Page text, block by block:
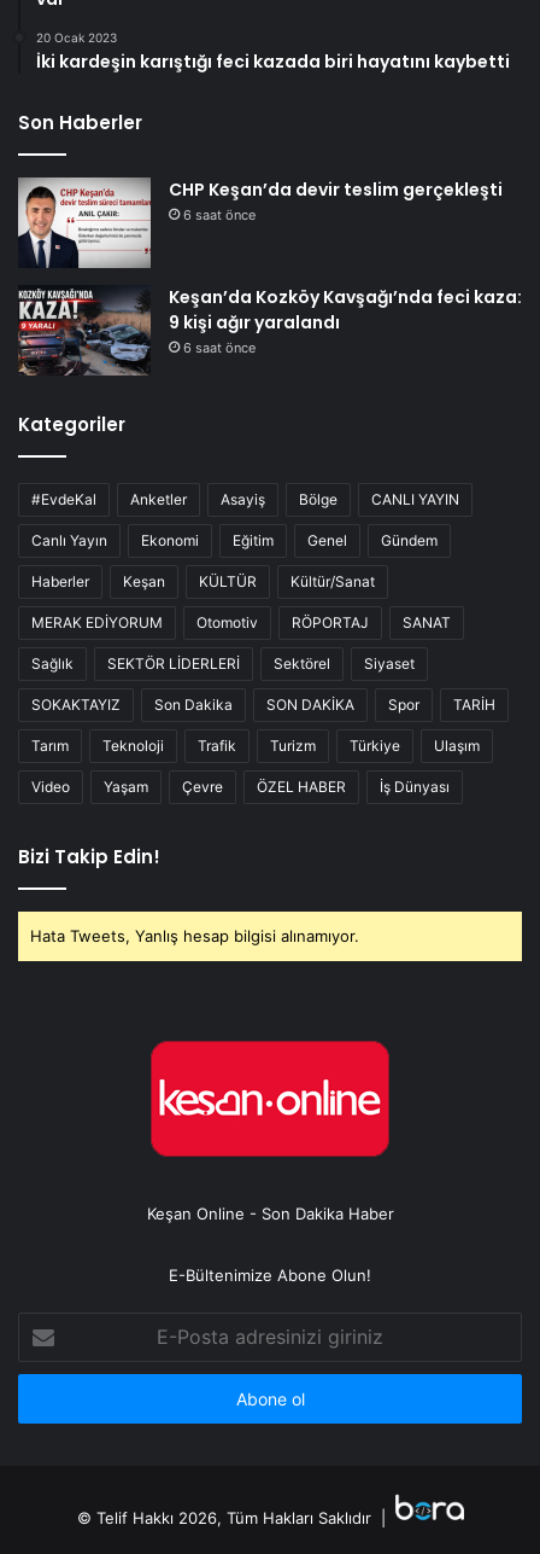
20 Ocak 2023
İki kardeşin karıştığı feci kazada biri hayatını kaybetti
Son Haberler
CHP Keşan’da devir teslim gerçekleşti
6 saat önce
Keşan’da Kozköy Kavşağı’nda feci kaza:
9 kişi ağır yaralandı
6 saat önce
Kategoriler
#EvdeKal Anketler Asayiş Bölge CANLI YAYIN
Canlı Yayın Ekonomi Eğitim Genel Gündem
Haberler Keşan KÜLTÜR Kültür/Sanat
MERAK EDİYORUM Otomotiv RÖPORTAJ SANAT
Sağlık SEKTÖR LİDERLERİ Sektörel Siyaset
SOKAKTAYIZ Son Dakika SON DAKİKA Spor TARİH
Tarım Teknoloji Trafik Turizm Türkiye Ulaşım
Video Yaşam Çevre ÖZEL HABER İş Dünyası
Bizi Takip Edin!
Hata Tweets, Yanlış hesap bilgisi alınamıyor.
Keşan Online - Son Dakika Haber
E-Bültenimize Abone Olun!
Posta
adresinizi
© Telif Hakkı 2026, Tüm Hakları Saklıdır |